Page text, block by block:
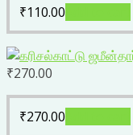
₹110.00
₹270.00
₹270.00